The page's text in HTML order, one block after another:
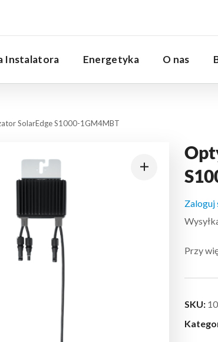
Instalatora Energetyka O nas
SolarEdge S1000-1GM4MBT
Zaloguj
Przy
SKU: